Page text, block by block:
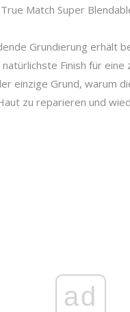
Match Super
Grundierung erhält
Finish für eine
einzige Grund, warum
zu reparieren und
ad